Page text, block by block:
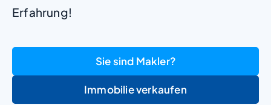
Erfahrung!
Sie sind Makler?
Immobilie verkaufen